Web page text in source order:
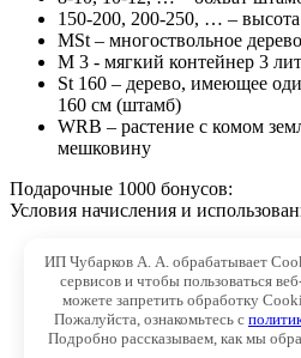
ИП Чубарков А. А. обрабатывает
сервисов и чтобы пользоваться
можете запретить обработку
Пожалуйста, ознакомьтесь с
Подробно рассказываем, как мы
150-200, 200-250, … –
MSt – многоствольное
М 3 - мягкий контейнер 3
St 160 – дерево, имеющее
160 см (штамб)
WRB – растение с комом
мешковину
Подарочные 1000 бонусов:
Условия начисления и
лояльности
- для всех, у кого день
апреля
- период действия акции:с